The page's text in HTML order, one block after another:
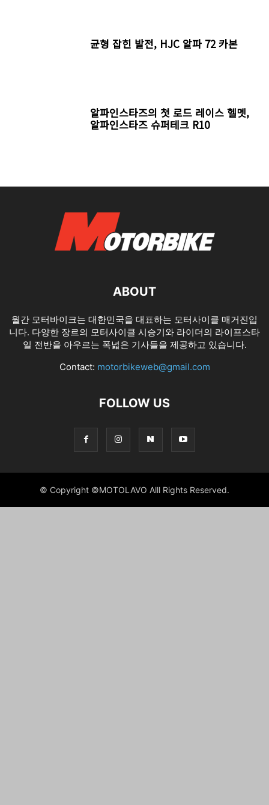
균형 잡힌 발전, HJC 알파 72 카본
알파인스타즈의 첫 로드 레이스 헬멧,
알파인스타즈 슈퍼테크 R10
ABOUT
월간 모터바이크는 대한민국을 대표하는 모터사이클 매거진입
니다. 다양한 장르의 모터사이클 시승기와 라이더의 라이프스타
일 전반을 아우르는 폭넓은 기사들을 제공하고 있습니다.
Contact: motorbikeweb@gmail.com
FOLLOW US
© Copyright ©MOTOLAVO Alll Rights Reserved.